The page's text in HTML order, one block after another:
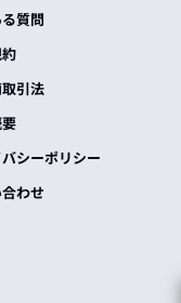
質問
引法
シーポリシー
わせ